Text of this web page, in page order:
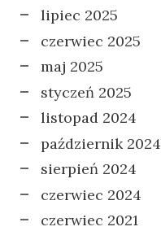
lipiec 2025
czerwiec 2025
maj 2025
styczeń 2025
listopad 2024
październik 2024
sierpień 2024
czerwiec 2024
czerwiec 2021